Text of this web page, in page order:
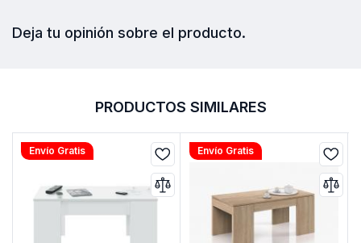
Deja tu opinión sobre el producto.
PRODUCTOS SIMILARES
Envío Gratis Envío Gratis